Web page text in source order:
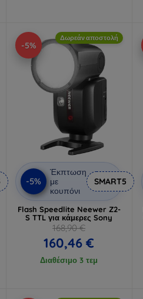
-5%
Δωρεάν αποστολή
-5%
Έκπτωση
με
κουπόνι
SMART5
Flash Speedlite Neewer Z2-
S TTL για κάμερες Sony
168,90 €
160,46 €
Διαθέσιμο 3 τεμ